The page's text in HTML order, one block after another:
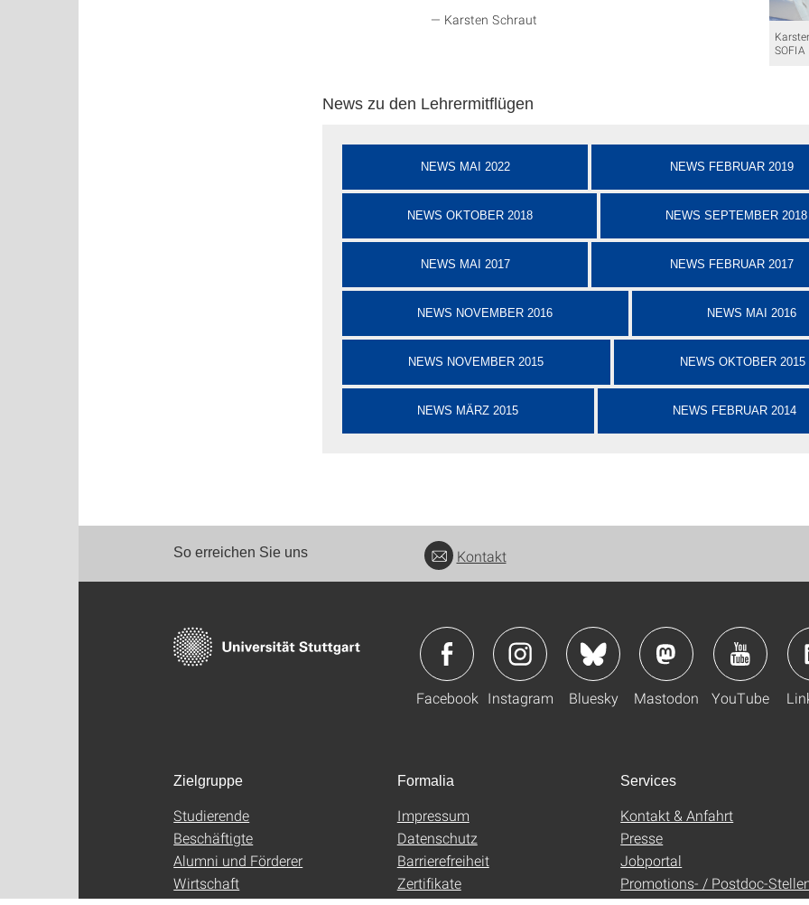
SOFIA
Karsten Schraut
News zu den Lehrermitflügen
NEWS MAI 2022 NEWS FEBRUAR 2019
NEWS OKTOBER 2018 NEWS SEPTEMBER 2018
NEWS MAI 2017 NEWS FEBRUAR 2017
NEWS NOVEMBER 2016 NEWS MAI 2016
NEWS NOVEMBER 2015 NEWS OKTOBER 2015
NEWS MÄRZ 2015 NEWS FEBRUAR 2014
So erreichen Sie uns Kontakt
Facebook Instagram Bluesky Mastodon YouTube
Zielgruppe
Studierende
Beschäftigte
Alumni und Förderer
Wirtschaft
Formalia
Impressum
Datenschutz
Barrierefreiheit
Zertifikate
Services
Kontakt & Anfahrt
Presse
Jobportal
Promotions- / Postdoc-